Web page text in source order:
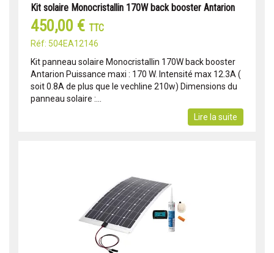
Kit solaire Monocristallin 170W back booster Antarion
450,00 € TTC
Réf: 504EA12146
Kit panneau solaire Monocristallin 170W back booster
Antarion Puissance maxi : 170 W. Intensité max 12.3A (
soit 0.8A de plus que le vechline 210w) Dimensions du
panneau solaire :...
Lire la suite